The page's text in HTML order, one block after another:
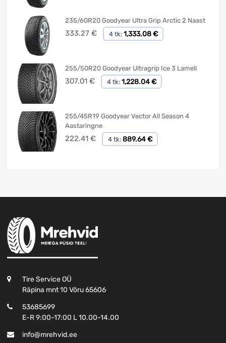
235/60R20 Goodyear Ultra Grip Arctic 2 Naast
333.27 € 4 tk: 1,333.08 €
255/50R20 Goodyear Ultragrip Ice 3 Lamell
307.01 € 4 tk: 1,228.04 €
255/45R19 Goodyear Vector All Season 4
Aastaringne
222.41 € 4 tk: 889.64 €
Tire Service OÜ
Räpina mnt 10 Võru 65606
53685699
E-R 9:00-17:00 L 10.00-14.00
info@mrehvid.ee